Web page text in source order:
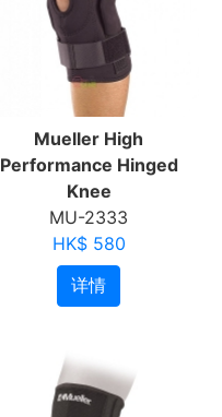
Mueller High
Performance Hinged
Knee
MU-2333
HK$ 580
详情